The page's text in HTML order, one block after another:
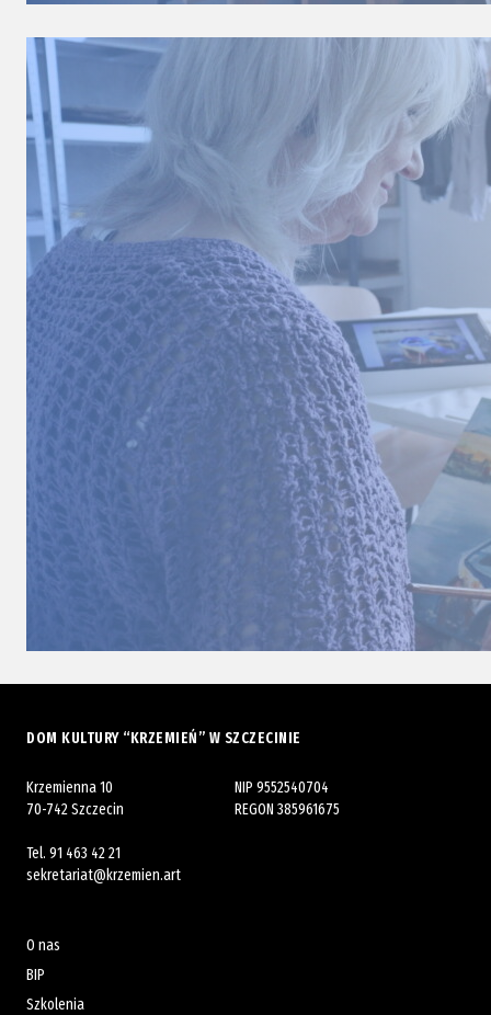
DOM KULTURY “KRZEMIEŃ” W SZCZECINIE
Krzemienna 10
70-742 Szczecin
Tel. 91 463 42 21
sekretariat@krzemien.art
NIP 9552540704
REGON 385961675
O nas
BIP
Szkolenia